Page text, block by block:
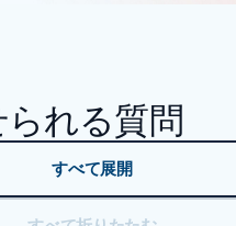
れる質問
すべて展開